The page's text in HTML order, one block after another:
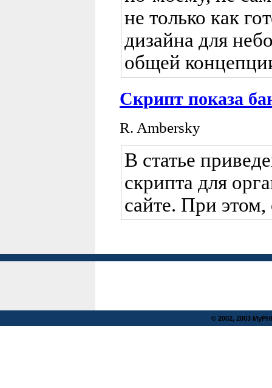
не только как
дизайна для
общей
Скрипт показа
R. Ambersky
В статье
скрипта для
сайте. При
© 2002, 2003